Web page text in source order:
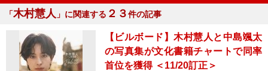
「木村慧人 」に関連する ２３件の記事
【ビルボード】木村慧人と中島颯太
の写真集が文化書籍チャートで同率
首位を獲得 ＜11/20訂正＞